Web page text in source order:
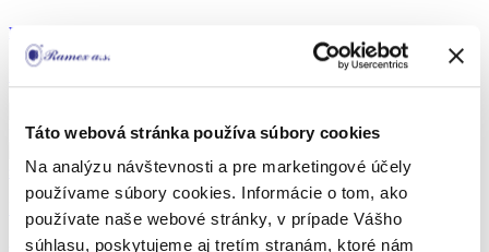
Táto webová stránka používa súbory cookies
Na analýzu návštevnosti a pre marketingové účely
používame súbory cookies. Informácie o tom, ako
používate naše webové stránky, v prípade Vášho
súhlasu, poskytujeme aj tretím stranám, ktoré nám
Plagátové rámy ploché
Hliníkové rámy